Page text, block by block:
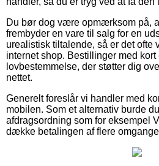
Du bør dog være opmærksom på,
frembyder en vare til salg for en
urealistisk tiltalende, så er det
internet shop. Bestillinger med kort
lovbestemmelse, der støtter dig
nettet.
Generelt foreslår vi handler med
mobilen. Som et alternativ burde
afdragsordning som for eksempel
dække betalingen af flere